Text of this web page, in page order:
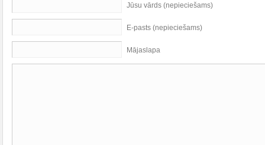
Jūsu vārds (nepieciešams)
E-pasts (nepieciešams)
Mājaslapa